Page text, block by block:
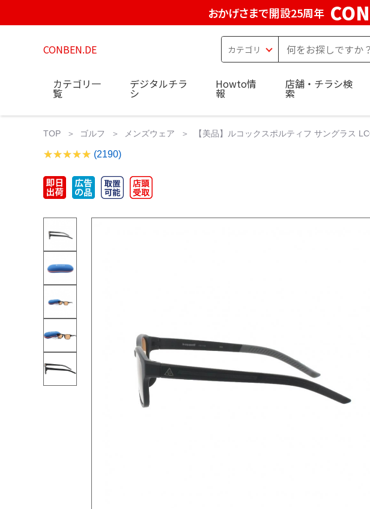
おかげさまで開設25周年
CONBEN.DE
カテゴリ一
覧
デジタルチラ
シ
Howto情
報
店舗・チラシ検
索
TOP ゴルフ メンズウェア 【美品】ルコックスポルティフ サングラス
(2190)